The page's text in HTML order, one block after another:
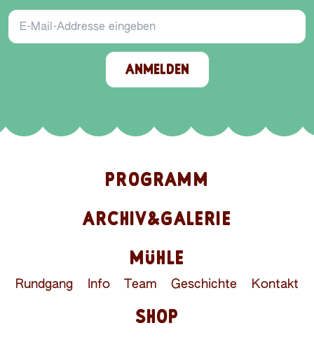
E-Mail-Addresse
ANMELDEN
PROGRAMM
ARCHIV&GALERIE
MÜHLE
Rundgang Info Team Geschichte Kontakt
SHOP